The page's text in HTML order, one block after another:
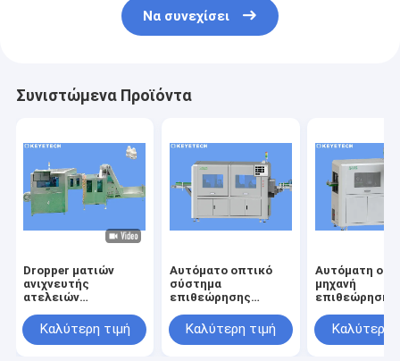
Να συνεχίσει
Συνιστώμενα Προϊόντα
Dropper ματιών
ανιχνευτής
ατελειών
επιθεώρησης ΚΑΠ
μπουκαλιών για την
Καλύτερη τιμή
Αυτόματο οπτικό
σύστημα
επιθεώρησης
για τον ποιοτικό
έλεγχο εικόνας
Καλύτερη τιμή
Αυτόματη
μηχανή
επιθεώρησης
ατέλειας
επιφάνειας
Καλύτερη